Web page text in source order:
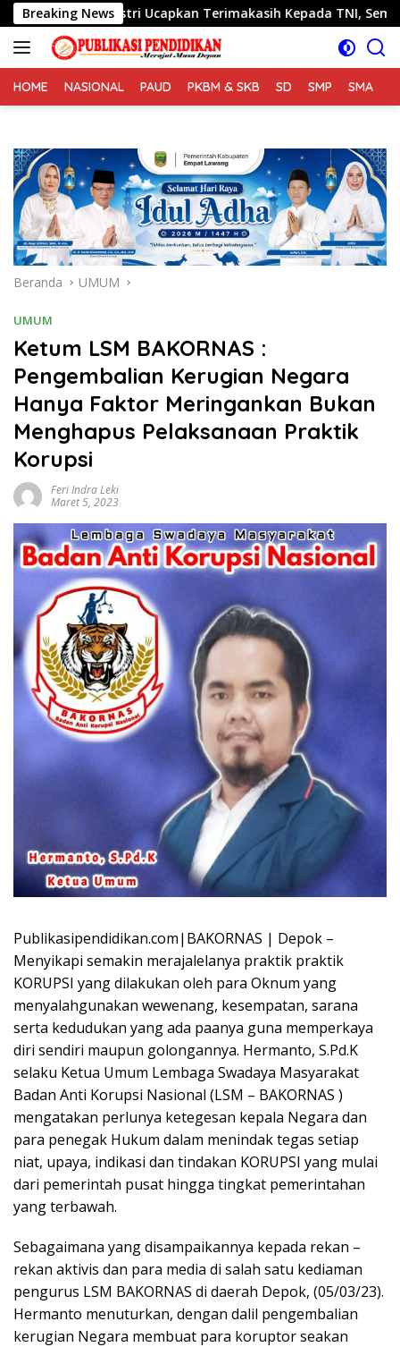
Langsung
ke
konten
Breaking News
Istri Ucapkan Terimakasih Kepada TNI, Semoga
HOME NASIONAL PAUD PKBM & SKB SD SMP SMA
Beranda UMUM
UMUM
Ketum LSM BAKORNAS :
Pengembalian Kerugian Negara
Hanya Faktor Meringankan Bukan
Menghapus Pelaksanaan Praktik
Korupsi
Feri Indra Leki
Maret 5, 2023
Publikasipendidikan.com|BAKORNAS | Depok –
Menyikapi semakin merajalelanya praktik praktik
KORUPSI yang dilakukan oleh para Oknum yang
menyalahgunakan wewenang, kesempatan, sarana
serta kedudukan yang ada paanya guna memperkaya
diri sendiri maupun golongannya. Hermanto, S.Pd.K
selaku Ketua Umum Lembaga Swadaya Masyarakat
Badan Anti Korupsi Nasional (LSM – BAKORNAS )
mengatakan perlunya ketegesan kepala Negara dan
para penegak Hukum dalam menindak tegas setiap
niat, upaya, indikasi dan tindakan KORUPSI yang mulai
dari pemerintah pusat hingga tingkat pemerintahan
yang terbawah.
Sebagaimana yang disampaikannya kepada rekan –
rekan aktivis dan para media di salah satu kediaman
pengurus LSM BAKORNAS di daerah Depok, (05/03/23).
Hermanto menuturkan, dengan dalil pengembalian
kerugian Negara membuat para koruptor seakan